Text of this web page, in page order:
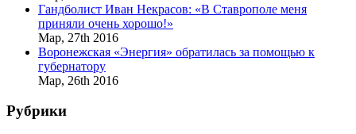
Гандболист Иван Некрасов: «В Ставрополе меня
приняли очень хорошо!»
Мар, 27th 2016
Воронежская «Энергия» обратилась за помощью к
губернатору
Мар, 26th 2016
Рубрики